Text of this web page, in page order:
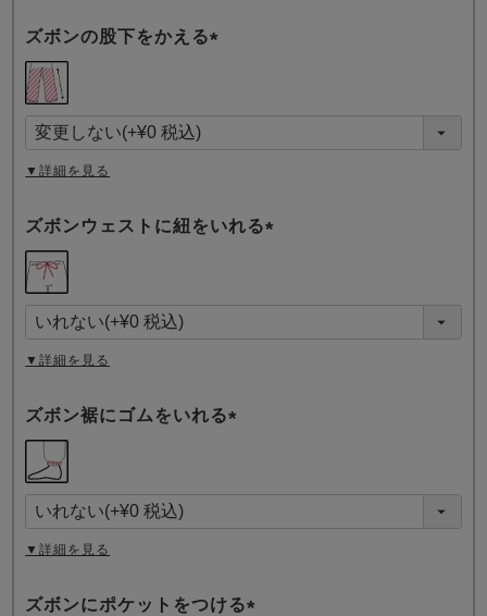
ズボンの股下をかえる
須
)
▼詳細を見る
ズボンウェストに紐をいれる
須
)
▼詳細を見る
ズボン裾にゴムをいれる
須
)
▼詳細を見る
ズボンにポケットをつける